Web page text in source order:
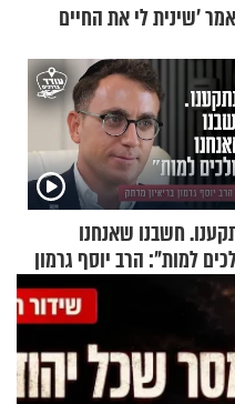
'שינית לי את החיים
חשבנו שאנחנו
למות": הרב יוסף גרמון
מרתק